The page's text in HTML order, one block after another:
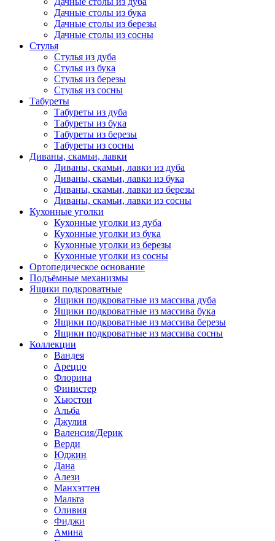
Дачные столы из бука
Дачные столы из березы
Дачные столы из сосны
Стулья
Стулья из дуба
Стулья из бука
Стулья из березы
Стулья из сосны
Табуреты
Табуреты из дуба
Табуреты из бука
Табуреты из березы
Табуреты из сосны
Диваны, скамьи, лавки
Диваны, скамьи, лавки из дуба
Диваны, скамьи, лавки из бука
Диваны, скамьи, лавки из березы
Диваны, скамьи, лавки из сосны
Кухонные уголки
Кухонные уголки из дуба
Кухонные уголки из бука
Кухонные уголки из березы
Кухонные уголки из сосны
Ортопедическое основание
Подъёмные механизмы
Ящики подкроватные
Ящики подкроватные из массива дуба
Ящики подкроватные из массива бука
Ящики подкроватные из массива березы
Ящики подкроватные из массива сосны
Коллекции
Вандея
Ареццо
Флорина
Финистер
Хьюстон
Альба
Джулия
Валенсия/Дерик
Верди
Юджин
Дана
Алези
Манхэттен
Мальта
Оливия
Фиджи
Амина